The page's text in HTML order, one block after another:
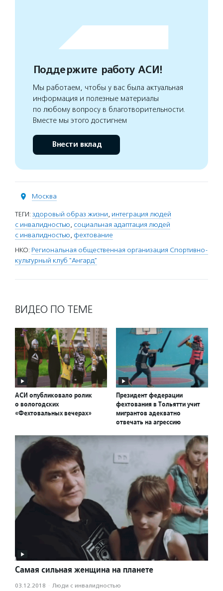
Поддержите работу АСИ!
Мы работаем, чтобы у вас была актуальная
информация и полезные материалы
по любому вопросу в благотворительности.
Вместе мы этого достигнем
Внести вклад
Москва
ТЕГИ: здоровый образ жизни, интеграция людей
с инвалидностью, социальная адаптация людей
с инвалидностью, фехтование
НКО: Региональная общественная организация Спортивно-
культурный клуб "Ангард"
ВИДЕО ПО ТЕМЕ
АСИ опубликовало ролик
о вологодских
«Фехтовальных вечерах»
Президент федерации
фехтования в Тольятти учит
мигрантов адекватно
отвечать на агрессию
Самая сильная женщина на планете
03.12.2018 · Люди с инвалидностью